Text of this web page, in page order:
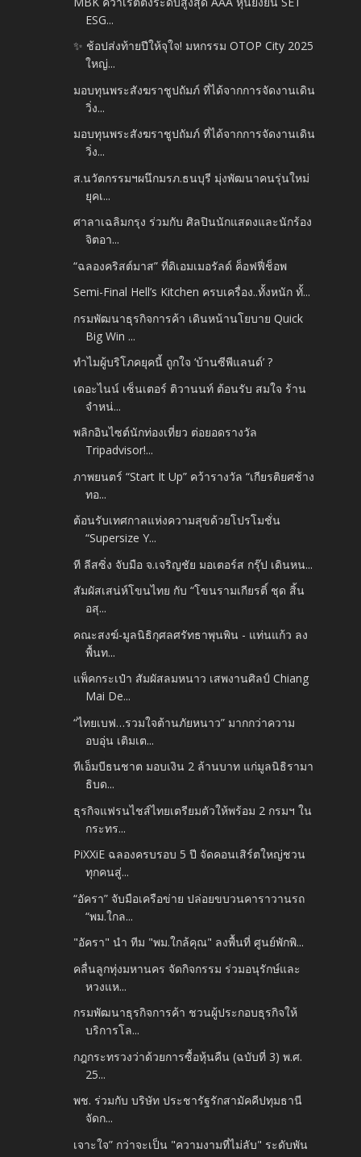
ESG...
✨ ช้อปส่งท้ายปีให้จุใจ! มหกรรม OTOP City 2025
ใหญ่...
มอบทุนพระสังฆราชูปถัมภ์ ที่ได้จากการจัดงานเดิน
วิ่ง...
มอบทุนพระสังฆราชูปถัมภ์ ที่ได้จากการจัดงานเดิน
วิ่ง...
ส.นวัตกรรมฯผนึกมรภ.ธนบุรี มุ่งพัฒนาคนรุ่นใหม่
ยุคเ...
ศาลาเฉลิมกรุง ร่วมกับ ศิลปินนักแสดงและนักร้อง
จิตอา...
“ฉลองคริสต์มาส” ที่ดิเอมเมอรัลด์ ค็อฟฟี่ช็อพ
Semi-Final Hell’s Kitchen ครบเครื่อง..ทั้งหนัก ทั้...
กรมพัฒนาธุรกิจการค้า เดินหน้านโยบาย Quick
Big Win ...
ทำไมผู้บริโภคยุคนี้ ถูกใจ ‘บ้านซีพีแลนด์’ ?
เดอะไนน์ เซ็นเตอร์ ติวานนท์ ต้อนรับ สมใจ ร้าน
จำหน่...
พลิกอินไซต์นักท่องเที่ยว ต่อยอดรางวัล
Tripadvisor!...
ภาพยนตร์ “Start It Up” คว้ารางวัล “เกียรติยศช้าง
ทอ...
ต้อนรับเทศกาลแห่งความสุขด้วยโปรโมชั่น
“Supersize Y...
ที ลีสซิ่ง จับมือ จ.เจริญชัย มอเตอร์ส กรุ๊ป เดินหน...
สัมผัสเสน่ห์โขนไทย กับ “โขนรามเกียรติ์ ชุด สิ้น
อสุ...
คณะสงฆ์-มูลนิธิกุศลศรัทธาพุนพิน - แท่นแก้ว ลง
พื้นท...
แพ็คกระเป๋า สัมผัสลมหนาว เสพงานศิลป์ Chiang
Mai De...
“ไทยเบฟ…รวมใจต้านภัยหนาว” มากกว่าความ
อบอุ่น เติมเต...
ทีเอ็มบีธนชาต มอบเงิน 2 ล้านบาท แก่มูลนิธิรามา
ธิบด...
ธุรกิจแฟรนไชส์ไทยเตรียมตัวให้พร้อม 2 กรมฯ ใน
กระทร...
PiXXiE ฉลองครบรอบ 5 ปี จัดคอนเสิร์ตใหญ่ชวน
ทุกคนสู่...
“อัครา” จับมือเครือข่าย ปล่อยขบวนคาราวานรถ
“พม.ใกล...
"อัครา" นำ ทีม "พม.ใกล้คุณ" ลงพื้นที่ ศูนย์พักพิ...
คลื่นลูกทุ่งมหานคร จัดกิจกรรม ร่วมอนุรักษ์และ
หวงแห...
กรมพัฒนาธุรกิจการค้า ชวนผู้ประกอบธุรกิจให้
บริการโล...
กฎกระทรวงว่าด้วยการซื้อหุ้นคืน (ฉบับที่ 3) พ.ศ.
25...
พช. ร่วมกับ บริษัท ประชารัฐรักสามัคคีปทุมธานี
จัดก...
เจาะใจ” กว่าจะเป็น "ความงามที่ไม่ลับ" ระดับพัน